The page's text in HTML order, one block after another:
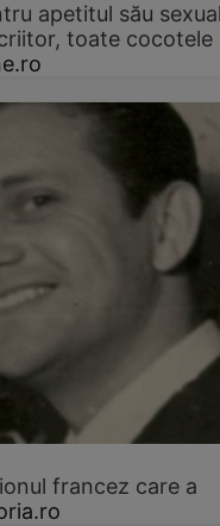
apetitul său
toate cocotele
francez care a